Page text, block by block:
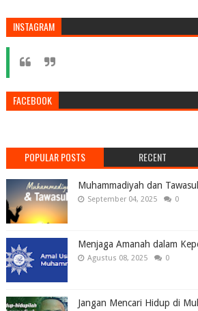
INSTAGRAM
FACEBOOK
POPULAR POSTS RECENT
Muhammadiyah dan Tawasul
September 04, 2025 0
Menjaga Amanah dalam
Agustus 08, 2025 0
Jangan Mencari Hidup di